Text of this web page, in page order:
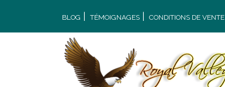
BLOG TÉMOIGNAGES CONDITIONS DE VENTE